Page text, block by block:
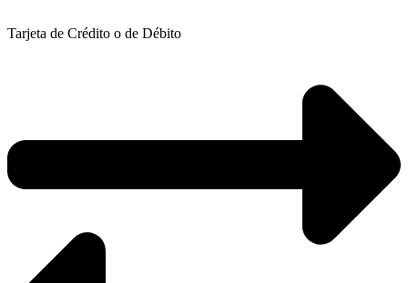
Tarjeta de Crédito o de Débito